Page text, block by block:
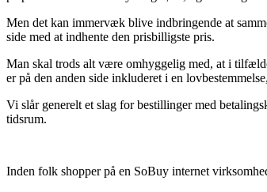
Men det kan immervæk blive indbringende at
side med at indhente den prisbilligste pris.
Man skal trods alt være omhyggelig med, at i
er på den anden side inkluderet i en
Vi slår generelt et slag for bestillinger med
tidsrum.
Inden folk shopper på en SoBuy internet